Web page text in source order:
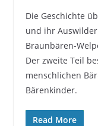
Die Geschichte
und ihr
Braunbären-
Der zweite Teil
menschlichen
Bärenkinder.
Read More